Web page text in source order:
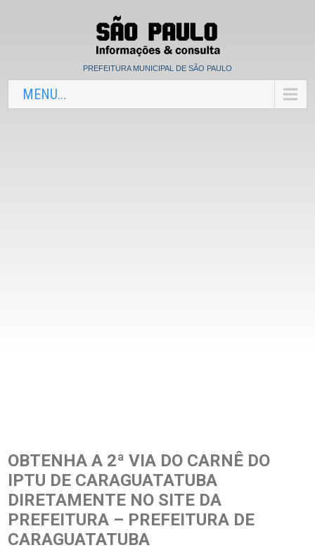
PREFEITURA MUNICIPAL DE SÃO PAULO
MENU...
OBTENHA A 2ª VIA DO CARNÊ DO
IPTU DE CARAGUATATUBA
DIRETAMENTE NO SITE DA
PREFEITURA – PREFEITURA DE
CARAGUATATUBA